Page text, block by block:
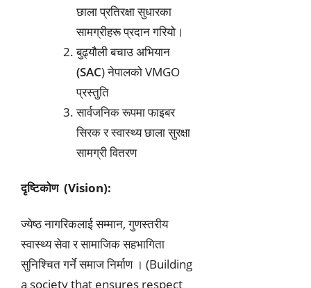
छाला प्रतिरक्षा सुधारका
सामग्रीहरू प्रदान गरियो।
बुढ्यौली बचाउ अभियान
(SAC) नेपालको VMGO
प्रस्तुति
सार्वजनिक रूपमा फाइबर
सिरक र स्वास्थ्य छाला सुरक्षा
सामग्री वितरण
दृष्टिकोण (Vision):
ज्येष्ठ नागरिकलाई सम्मान, गुणस्तरीय
स्वास्थ्य सेवा र सामाजिक सहभागिता
सुनिश्चित गर्ने समाज निर्माण । (Building
a society that ensures respect